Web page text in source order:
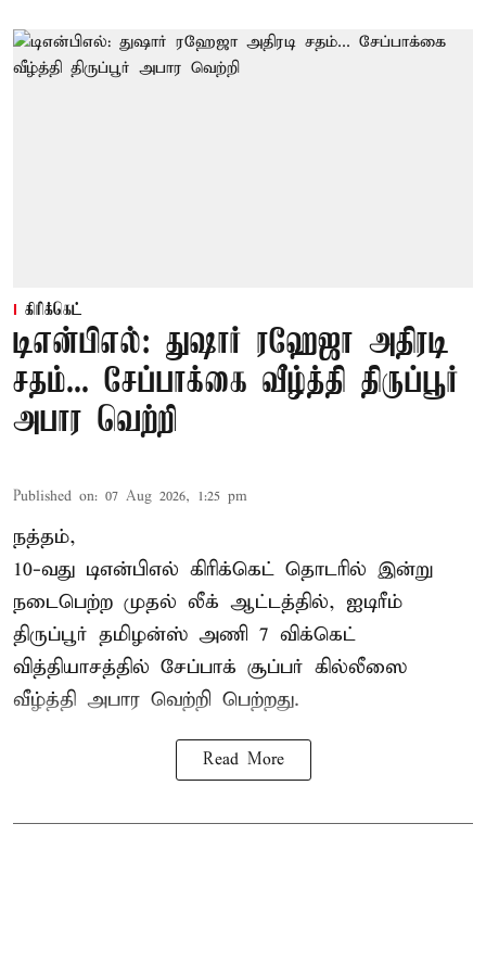
கிரிக்கெட்
டிஎன்பிஎல்: துஷார் ரஹேஜா அதிரடி
சதம்... சேப்பாக்கை வீழ்த்தி திருப்பூர்
அபார வெற்றி
Published on: 07 Aug 2026, 1:25 pm
நத்தம்,
10-வது டிஎன்பிஎல் கிரிக்கெட் தொடரில் இன்று
நடைபெற்ற முதல் லீக் ஆட்டத்தில், ஐடிரீம்
திருப்பூர் தமிழன்ஸ் அணி 7 விக்கெட்
வித்தியாசத்தில் சேப்பாக் சூப்பர் கில்லீஸை
வீழ்த்தி அபார வெற்றி பெற்றது.
Read More